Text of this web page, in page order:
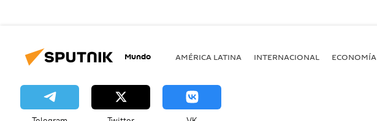
Mundo AMÉRICA LATINA INTERNACIONAL ECONOMÍA